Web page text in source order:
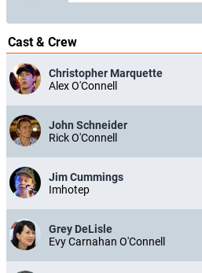
Cast & Crew
Christopher Marquette
Alex O'Connell
John Schneider
Rick O'Connell
Jim Cummings
Imhotep
Grey DeLisle
Evy Carnahan O'Connell